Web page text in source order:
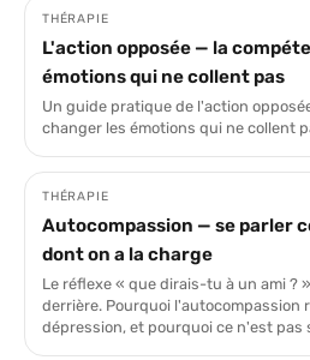
THÉRAPIE
L'action opposée — la
émotions qui ne collent pas
Un guide pratique de l'action
changer les émotions qui ne collent
THÉRAPIE
Autocompassion — se parler
dont on a la charge
Le réflexe « que dirais-tu à un ami ?
derrière. Pourquoi l'autocompassion
dépression, et pourquoi ce n'est pas